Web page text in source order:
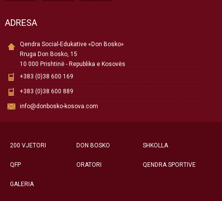
ADRESA
Qendra Social-Edukative «Don Bosko»
Rruga Don Bosko, 15
10 000 Prishtinë - Republika e Kosovës
+383 (0)38 600 169
+383 (0)38 600 889
info@donbosko-kosova.com
200 VJETORI DON BOSKO SHKOLLA
QFP ORATORI QENDRA SPORTIVE
GALERIA